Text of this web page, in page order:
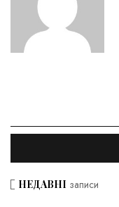
НЕДАВНІ записи